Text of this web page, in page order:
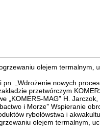
olejem termalnym,
pn. „Wdrożenie nowych
przetwórczym
„KOMERS-MAG” H.
i Morze” Wspieranie
rybołówstwa i
olejem termalnym,